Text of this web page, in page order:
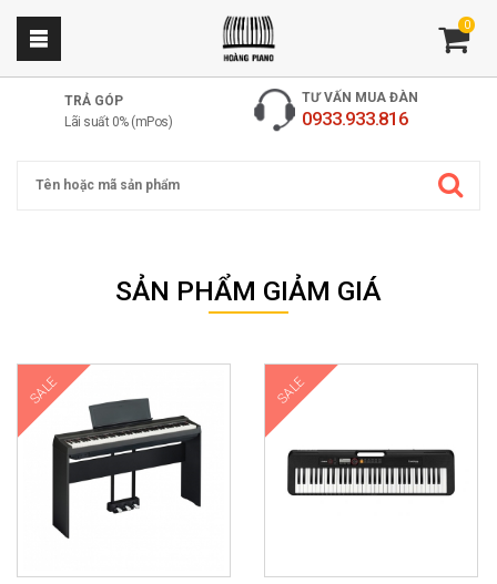
0
TRẢ GÓP
Lãi suất 0% (mPos)
TƯ VẤN MUA ĐÀN
0933.933.816
Cung cấp các sản phẩm đàn piano, đàn organ giá rẻ nhất thị trường. ✅
Sản phẩm chính hãng ✅ bảo trì trọn đời ✅ đền gấp 2 nếu đàn kém chất
SẢN PHẨM GIẢM GIÁ
SALE SALE